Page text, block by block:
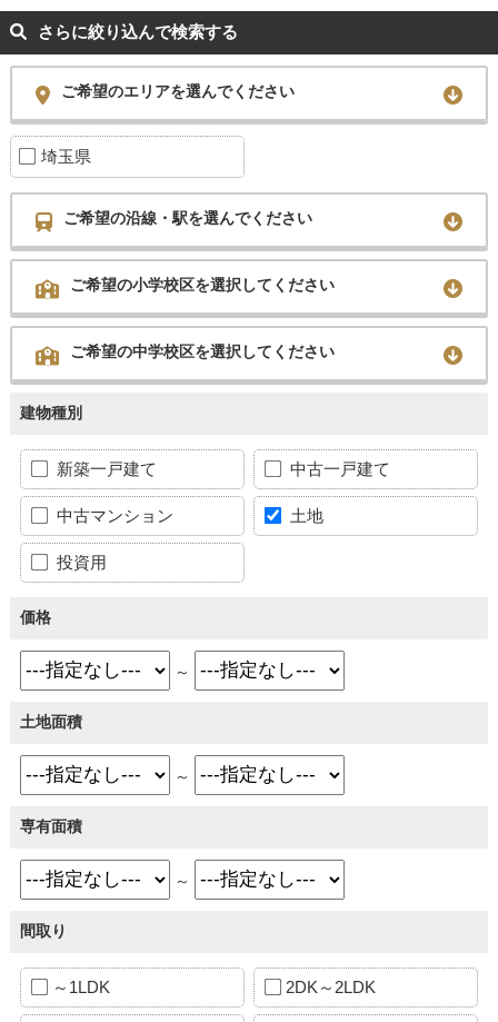
さらに絞り込んで検索する
ご希望のエリアを選んでください
埼玉県
ご希望の沿線・駅を選んでください
ご希望の小学校区を選択してください
ご希望の中学校区を選択してください
建物種別
新築一戸建て 中古一戸建て
中古マンション 土地
投資用
価格
～
土地面積
～
専有面積
～
間取り
～1LDK 2DK～2LDK